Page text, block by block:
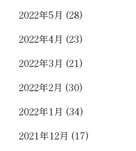
2022年5月 (28)
2022年4月 (23)
2022年3月 (21)
2022年2月 (30)
2022年1月 (34)
2021年12月 (17)